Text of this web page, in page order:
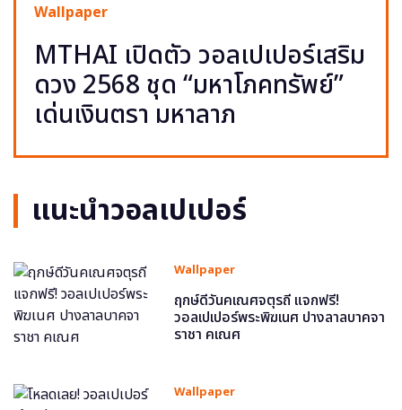
Wallpaper
MTHAI เปิดตัว วอลเปเปอร์เสริม
ดวง 2568 ชุด “มหาโภคทรัพย์”
เด่นเงินตรา มหาลาภ
แนะนำวอลเปเปอร์
Wallpaper
ฤกษ์ดีวันคเณศจตุรถี แจกฟรี!
วอลเปเปอร์พระพิฆเนศ ปางลาลบาคจา
ราชา คเณศ
Wallpaper